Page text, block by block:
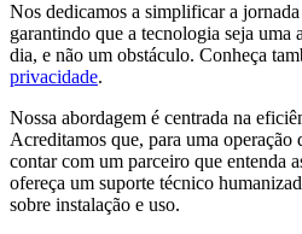
Nos dedicamos a simplificar a
garantindo que a tecnologia seja uma
dia, e não um obstáculo. Conheça
privacidade.
Nossa abordagem é centrada na
Acreditamos que, para uma operação
contar com um parceiro que entenda
ofereça um suporte técnico
sobre instalação e uso.